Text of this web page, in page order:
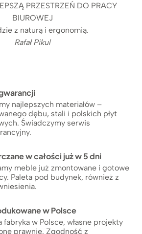
PRZESTRZEŃ DO PRACY
BIUROWEJ
z naturą i ergonomią.
Rafał Pikul
najlepszych materiałów –
dębu, stali i polskich płyt
Świadczymy serwis
w całości już w 5 dni
meble już zmontowane i gotowe
Paleta pod budynek, również z
w Polsce
fabryka w Polsce, własne projekty
prawnie. Zgodność z